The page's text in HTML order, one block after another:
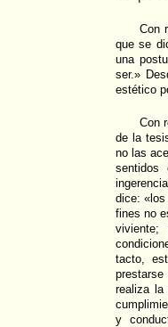
Con
que se
una
ser.»
estético
Con
de la
no las
sentidos
dice: «los
fines no
tacto,
realiza la
y